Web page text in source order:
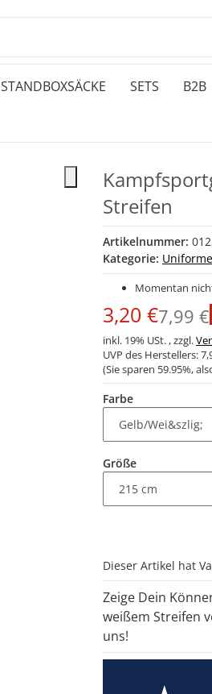
STANDBOXSÄCKE SETS B2B
Streifen
Artikelnummer:
Kategorie:
Momentan
3,20 €7,99 €
inkl. 19% USt. , zzgl.
UVP des Herstellers:
(Sie sparen 59.95%,
Farbe
Größe
x
Dieser Artikel hat
Zeige Dein
weißem Streifen
uns!